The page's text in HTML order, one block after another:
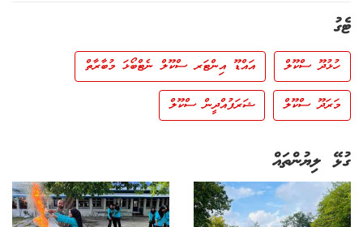
ޓެގު
ހުޅުދޫ ސްކޫލް
އައްޑޫ އިންޓަރ ސްކޫލް ނެޓްބޯޅަ މުބާރާތް
މަރަދޫ ސްކޫލް
ޝަރަފުއްދީން ސްކޫލް
ގުޅޭ ލިޔުންތައް